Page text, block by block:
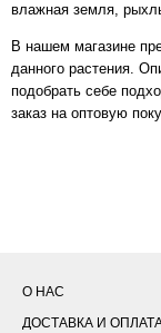
влажная земля,
В нашем магазине
данного растения.
подобрать себе
заказ на оптовую
О НАС
ДОСТАВКА И